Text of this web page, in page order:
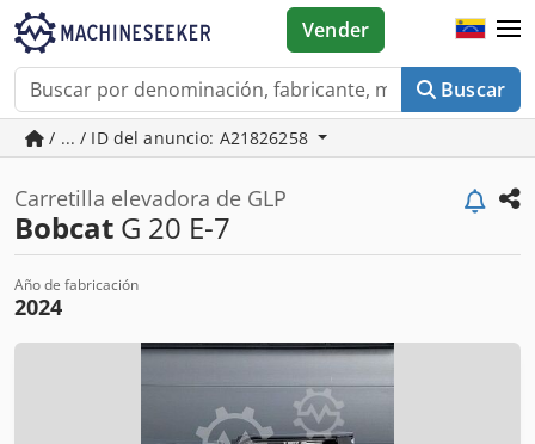
Buscar
Vender
/ ... / ID del anuncio: A21826258
Carretilla elevadora de GLP
Bobcat G 20 E-7
Año de fabricación
2024